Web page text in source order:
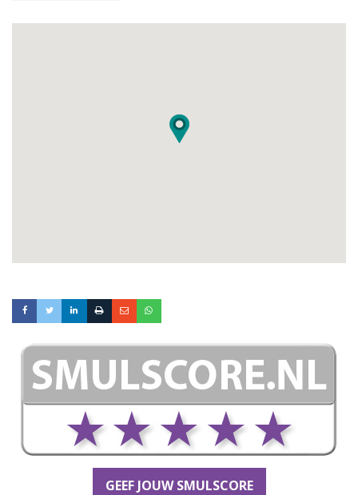
GEEF JOUW SMULSCORE